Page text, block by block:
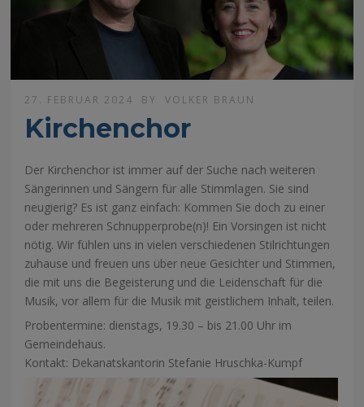
27. FEBRUAR 2024 BY VOLKER BRAUN
Kirchenchor
Der Kirchenchor ist immer auf der Suche nach weiteren
Sängerinnen und Sängern für alle Stimmlagen. Sie sind
neugierig? Es ist ganz einfach: Kommen Sie doch zu einer
oder mehreren Schnupperprobe(n)! Ein Vorsingen ist nicht
nötig. Wir fühlen uns in vielen verschiedenen Stilrichtungen
zuhause und freuen uns über neue Gesichter und Stimmen,
die mit uns die Begeisterung und die Leidenschaft für die
Musik, vor allem für die Musik mit geistlichem Inhalt, teilen.
Probentermine: dienstags, 19.30 – bis 21.00 Uhr im
Gemeindehaus.
Kontakt: Dekanatskantorin Stefanie Hruschka-Kumpf